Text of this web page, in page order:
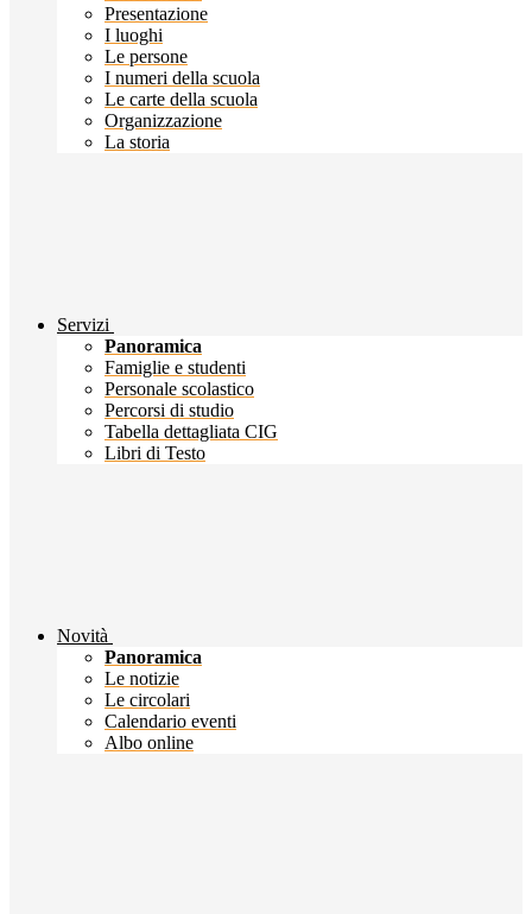
Presentazione
I luoghi
Le persone
I numeri della scuola
Le carte della scuola
Organizzazione
La storia
Servizi
Panoramica
Famiglie e studenti
Personale scolastico
Percorsi di studio
Tabella dettagliata CIG
Libri di Testo
Novità
Panoramica
Le notizie
Le circolari
Calendario eventi
Albo online